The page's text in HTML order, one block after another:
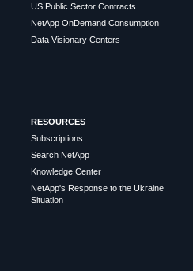
US Public Sector Contracts
NetApp OnDemand Consumption
Data Visionary Centers
RESOURCES
Subscriptions
Search NetApp
Knowledge Center
NetApp's Response to the Ukraine
Situation